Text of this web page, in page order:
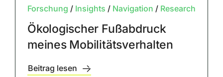
Forschung / Insights / Navigation / Research
Ökologischer Fußabdruck
meines Mobilitätsverhalten
Beitrag lesen